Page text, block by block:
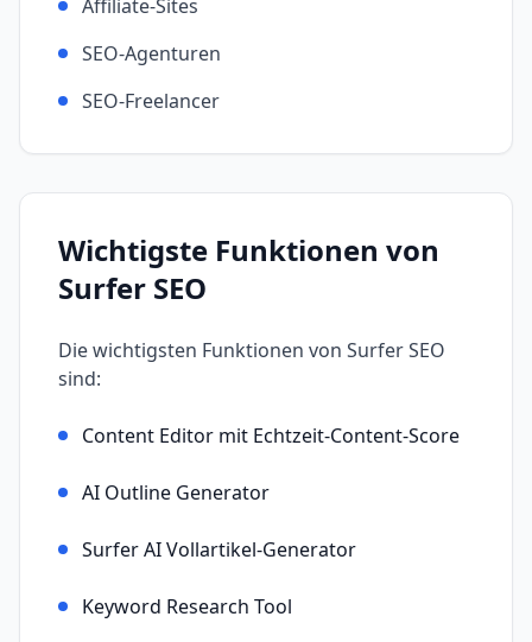
Affiliate-Sites
SEO-Agenturen
SEO-Freelancer
Wichtigste Funktionen von
Surfer SEO
Die wichtigsten Funktionen von Surfer SEO
sind:
Content Editor mit Echtzeit-Content-Score
AI Outline Generator
Surfer AI Vollartikel-Generator
Keyword Research Tool